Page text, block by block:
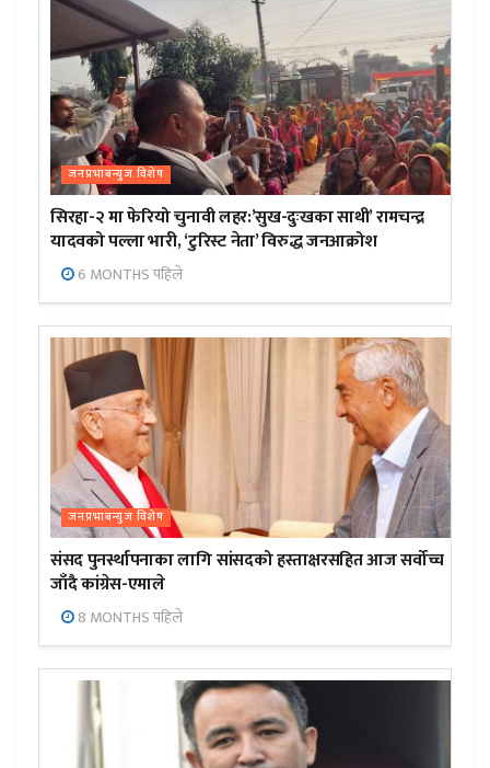
जनप्रभाबन्युज विशेष
सिरहा-२ मा फेरियो चुनावी लहर:’सुख-दुःखका साथी’ रामचन्द्र
यादवको पल्ला भारी, ‘टुरिस्ट नेता’ विरुद्ध जनआक्रोश
6 MONTHS पहिले
जनप्रभाबन्युज विशेष
संसद पुनर्स्थापनाका लागि सांसदको हस्ताक्षरसहित आज सर्वोच्च
जाँदै कांग्रेस-एमाले
8 MONTHS पहिले